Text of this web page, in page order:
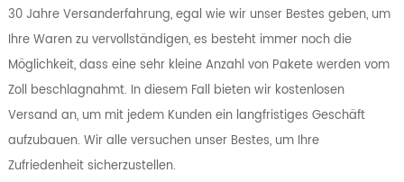
30 Jahre Versanderfahrung, egal wie wir unser Bestes geben, um
Ihre Waren zu vervollständigen, es besteht immer noch die
Möglichkeit, dass eine sehr kleine Anzahl von Pakete werden vom
Zoll beschlagnahmt. In diesem Fall bieten wir kostenlosen
Versand an, um mit jedem Kunden ein langfristiges Geschäft
aufzubauen. Wir alle versuchen unser Bestes, um Ihre
Zufriedenheit sicherzustellen.